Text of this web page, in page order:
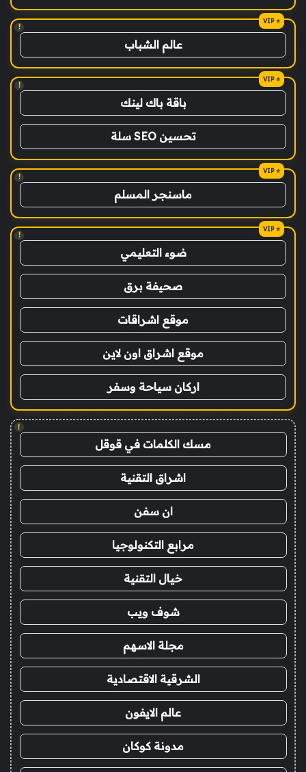
!
عالم الشباب
!
باقة باك لينك
تحسين SEO سلة
!
ماسنجر المسلم
!
ضوء التعليمي
صحيفة برق
موقع اشراقات
موقع اشراق اون لاين
اركان سياحة وسفر
!
مسك الكلمات في قوقل
اشراق التقنية
ان سفن
مرابع التكنولوجيا
خيال التقنية
شوف ويب
مجلة الاسهم
الشرقية الاقتصادية
عالم الايفون
مدونة كوكان